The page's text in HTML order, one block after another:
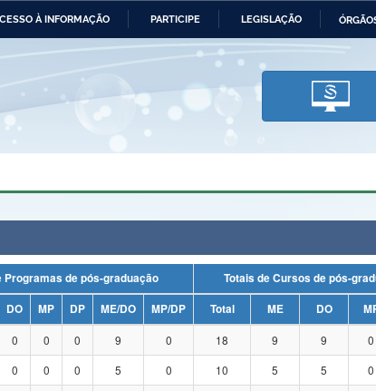
À INFORMAÇÃO PARTICIPE LEGISLAÇÃO
Relações Ministério da Economia Ministério da
Ministério da
Tecnologia,
Comunicações
e dos Direitos Humanos
do Brasil Planalto
Total de Programas de pós-graduação
Totais de Cursos de pós-
DO MP DP ME/DO MP/DP Total ME DO
0 0 0 9 0 18 9 9 0
0 0 0 5 0 10 5 5 0